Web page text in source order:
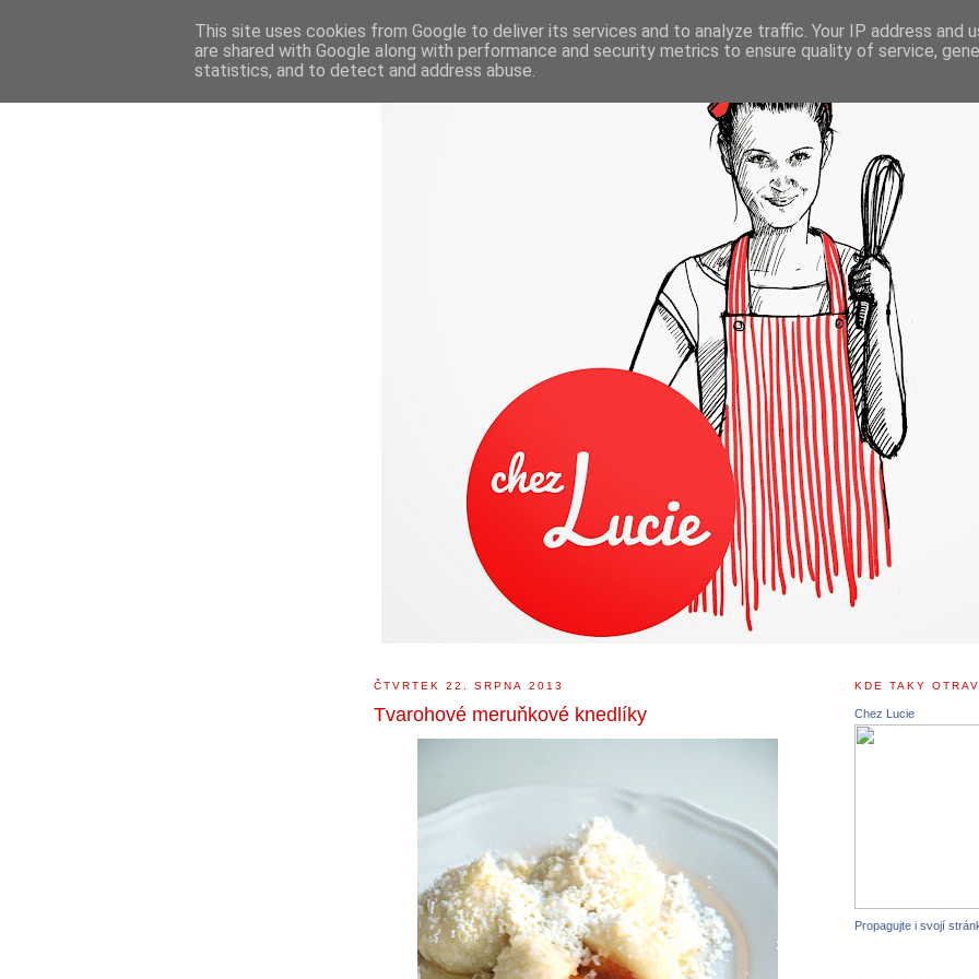
ČTVRTEK 22. SRPNA 2013
Tvarohové meruňkové knedlíky
KDE TAKY
Chez Lucie
Propagujte i svojí
This site uses cookies from Google to deliver its services and to analyze traffic. Your IP address and
are shared with Google along with performance and security metrics to ensure quality of service,
statistics, and to detect and address abuse.